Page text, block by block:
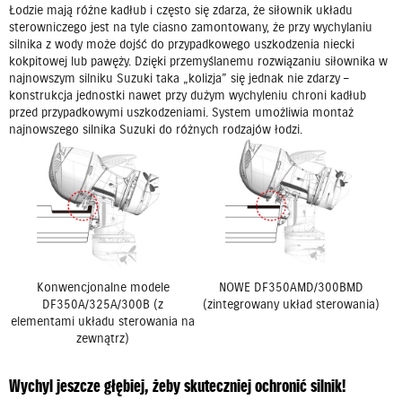
Łodzie mają różne kadłub i często się zdarza, że siłownik układu
sterowniczego jest na tyle ciasno zamontowany, że przy wychylaniu
silnika z wody może dojść do przypadkowego uszkodzenia niecki
kokpitowej lub pawęży. Dzięki przemyślanemu rozwiązaniu siłownika w
najnowszym silniku Suzuki taka „kolizja” się jednak nie zdarzy –
konstrukcja jednostki nawet przy dużym wychyleniu chroni kadłub
przed przypadkowymi uszkodzeniami. System umożliwia montaż
najnowszego silnika Suzuki do różnych rodzajów łodzi.
Konwencjonalne modele
DF350A/325A/300B (z
elementami układu sterowania na
zewnątrz)
NOWE DF350AMD/300BMD
(zintegrowany układ sterowania)
Wychyl jeszcze głębiej, żeby skuteczniej ochronić silnik!